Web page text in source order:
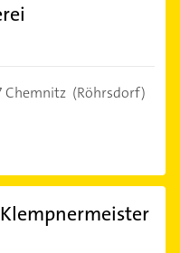
Chemnitz (Röhrsdorf)